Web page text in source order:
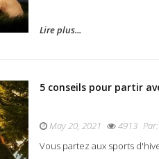
Lire plus...
5 conseils pour partir
May 20, 2021 4913 Par:
Vous partez aux sports